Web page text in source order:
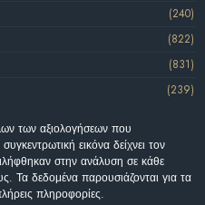
(240)
(822)
(831)
(239)
των αξιολογήσεων που
εικόνα δείχνει τον
στην ανάλυση σε κάθε
Τα δεδομένα παρουσιάζονται για τα
πληροφορίες.